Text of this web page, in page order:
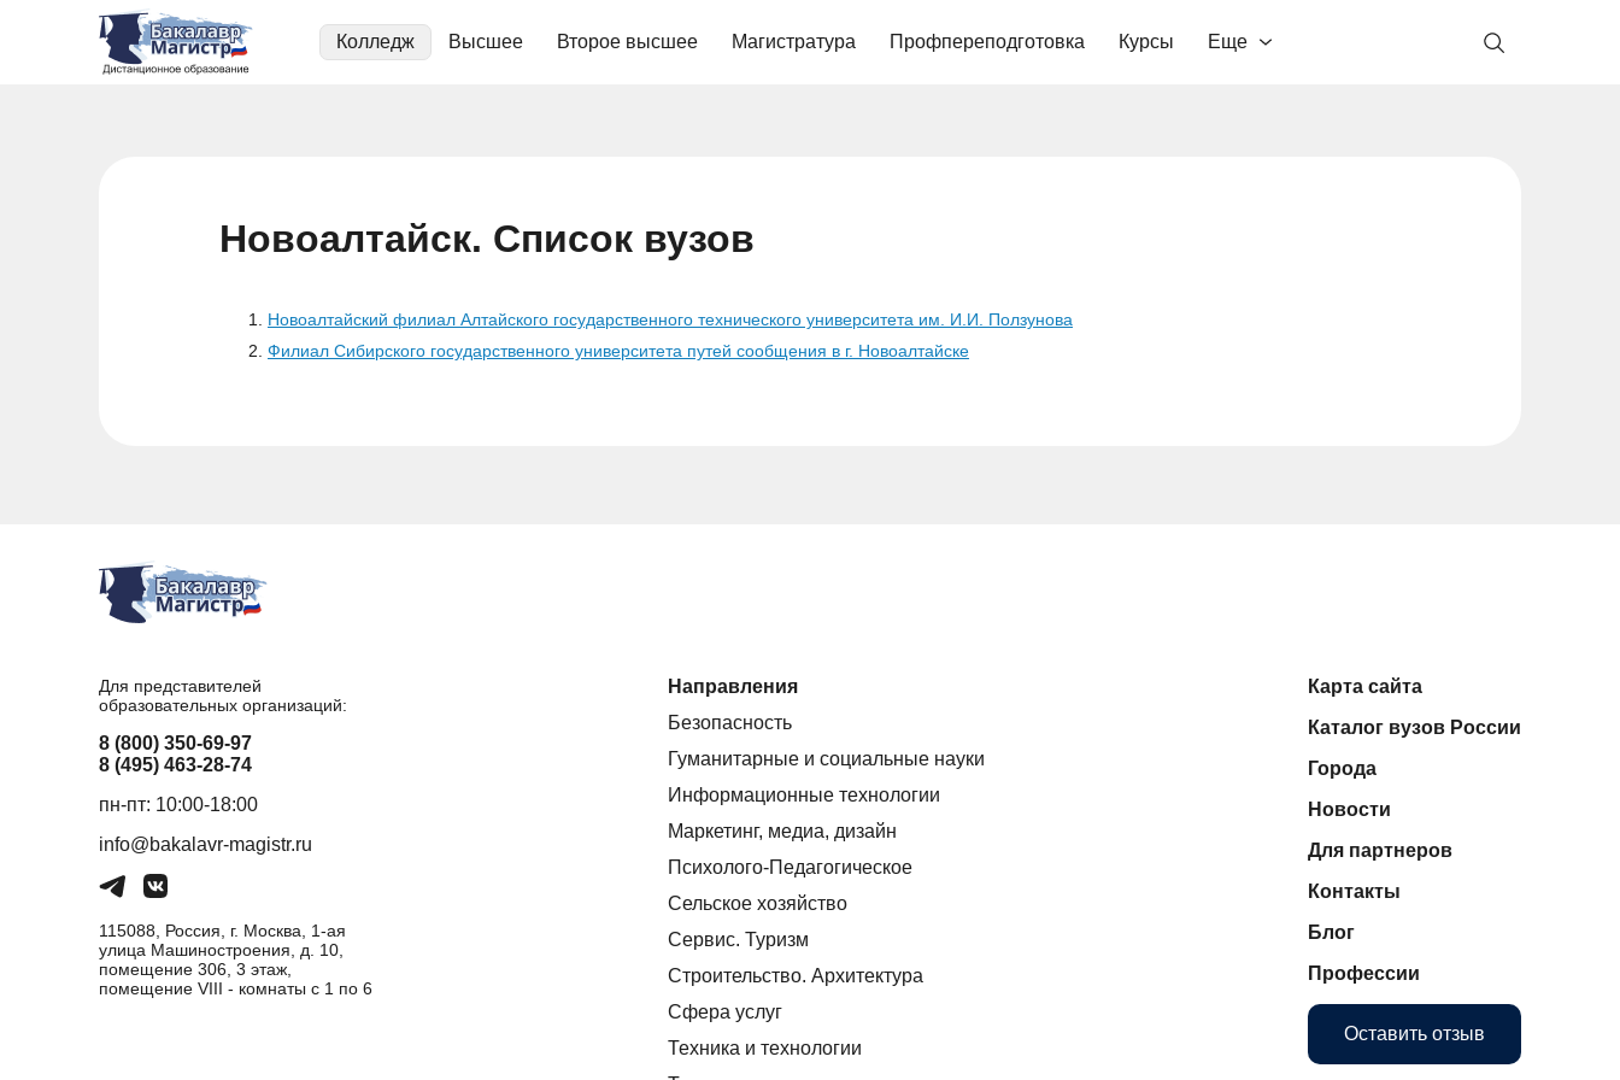
Колледж Высшее Второе высшее Магистратура Профпереподготовка Курсы Еще
Новоалтайск. Список вузов
Новоалтайский филиал Алтайского государственного технического университета им. И.И. Ползунова
Филиал Сибирского государственного университета путей сообщения в г. Новоалтайске
Для представителей
образовательных организаций:
8 (800) 350-69-97
8 (495) 463-28-74
пн-пт: 10:00-18:00
info@bakalavr-magistr.ru
115088, Россия, г. Москва, 1-ая
улица Машиностроения, д. 10,
помещение 306, 3 этаж,
помещение VIII - комнаты с 1 по 6
Направления
Безопасность
Гуманитарные и социальные науки
Информационные технологии
Маркетинг, медиа, дизайн
Психолого-Педагогическое
Сельское хозяйство
Сервис. Туризм
Строительство. Архитектура
Сфера услуг
Техника и технологии
Карта сайта
Каталог вузов России
Города
Новости
Для партнеров
Контакты
Блог
Профессии
Оставить отзыв